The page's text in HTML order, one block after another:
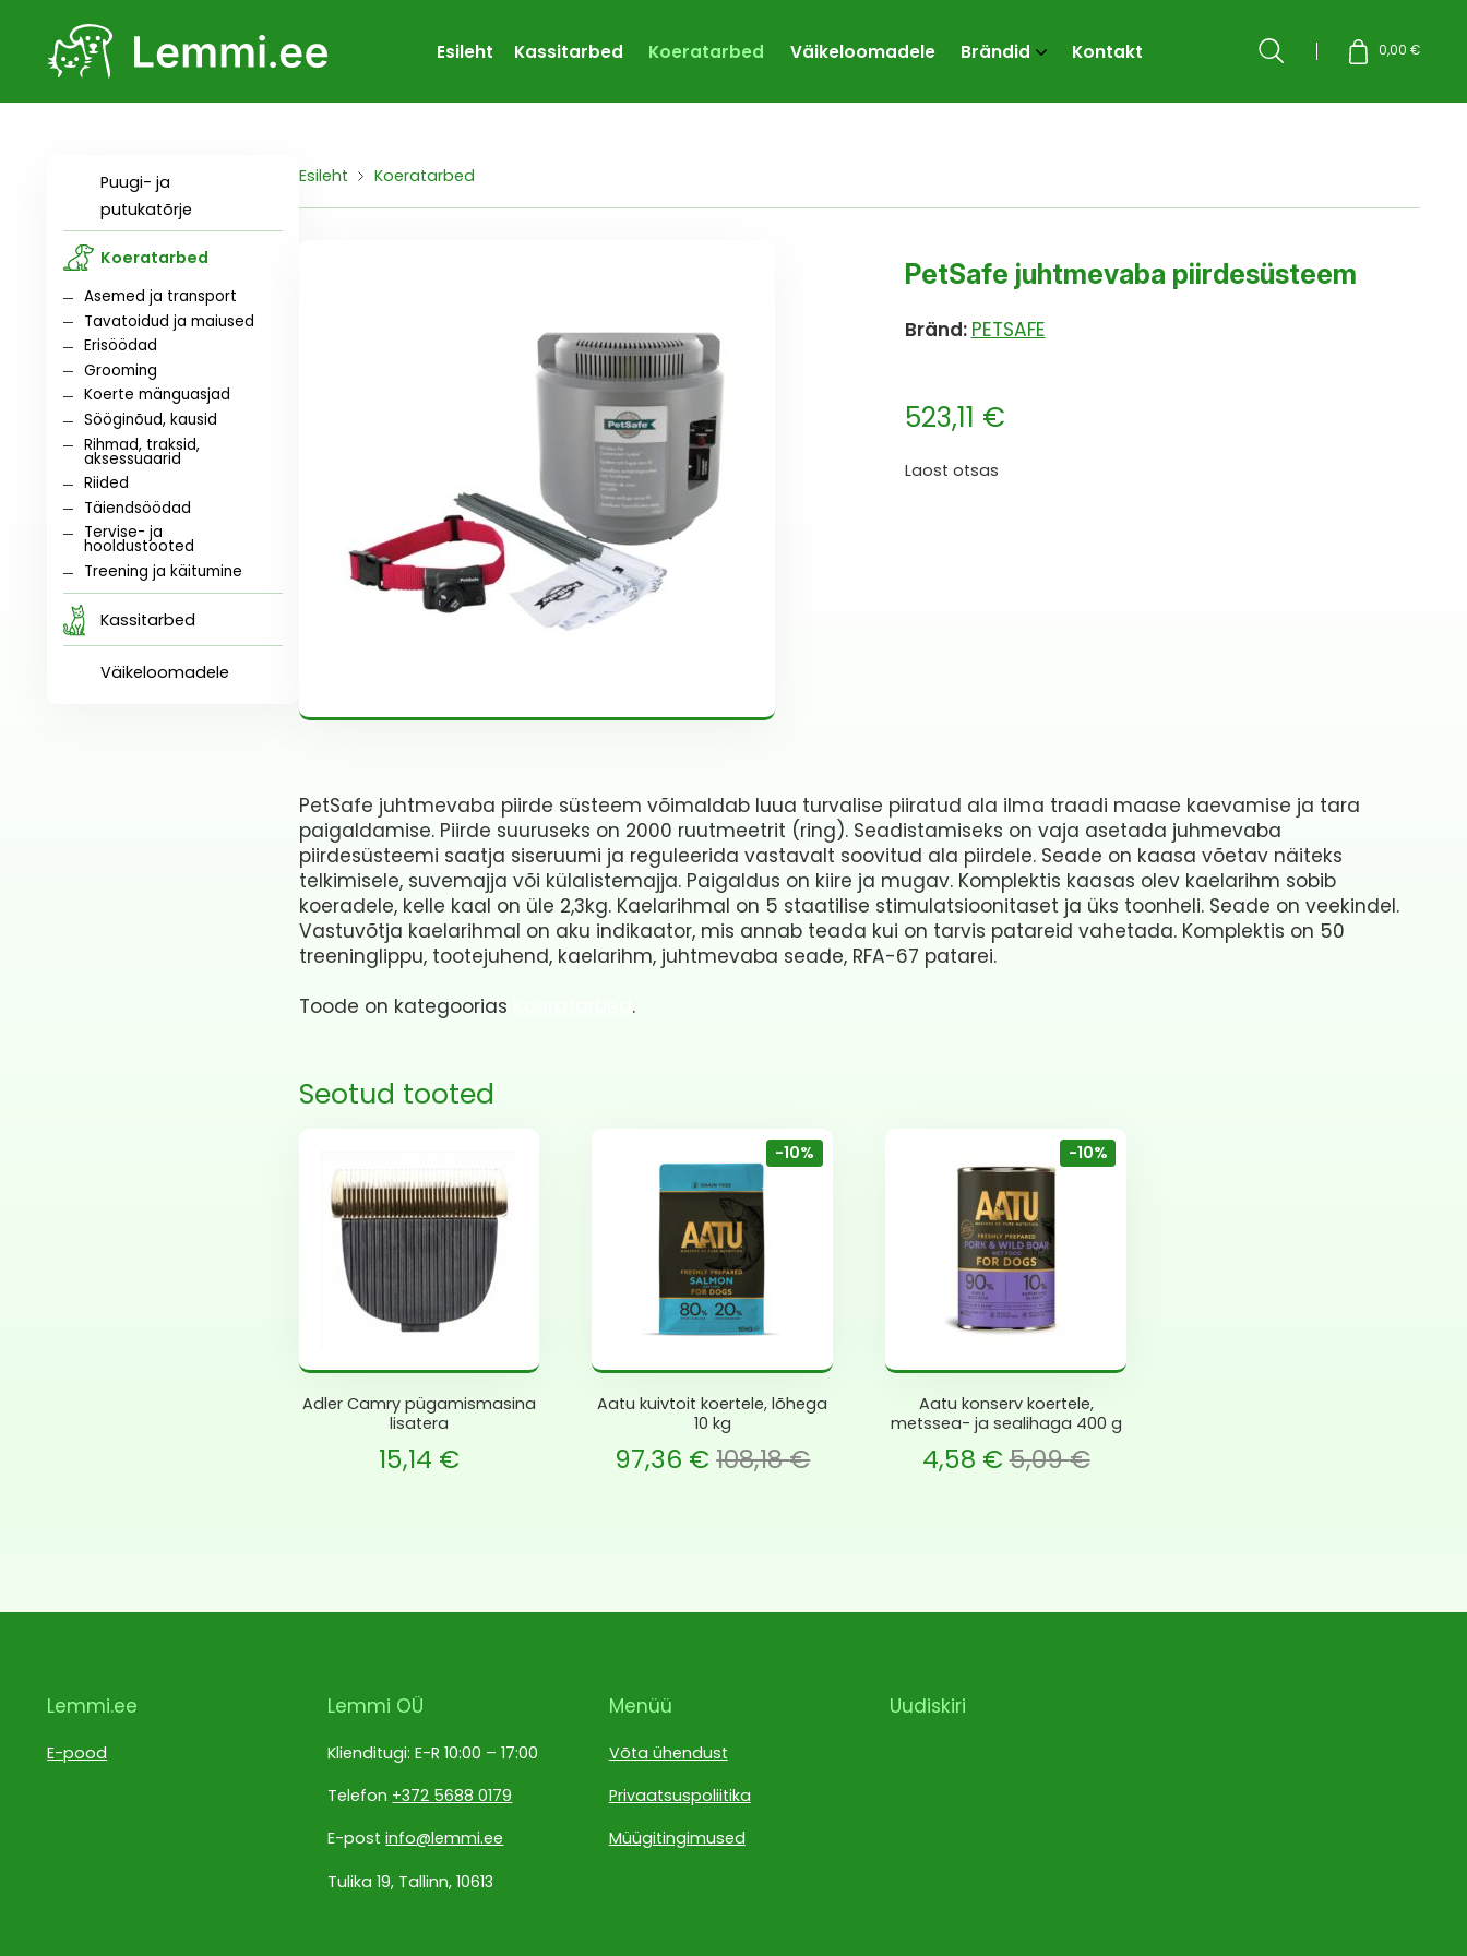
Esileht Kassitarbed Koeratarbed Väikeloomadele Brändid Kontakt Otsi 0,00 €
Puugi- ja
putukatõrje
Koeratarbed
Asemed ja transport
Tavatoidud ja maiused
Erisöödad
Grooming
Koerte mänguasjad
Sööginõud, kausid
Rihmad, traksid,
aksessuaarid
Riided
Täiendsöödad
Tervise- ja
hooldustooted
Treening ja käitumine
Kassitarbed
Väikeloomadele
Esileht Koeratarbed
PetSafe juhtmevaba piirdesüsteem
Bränd: PETSAFE
523,11 €
Laost otsas
PetSafe juhtmevaba piirde süsteem võimaldab luua turvalise piiratud ala ilma traadi maase kaevamise ja tara
paigaldamise. Piirde suuruseks on 2000 ruutmeetrit (ring). Seadistamiseks on vaja asetada juhmevaba
piirdesüsteemi saatja siseruumi ja reguleerida vastavalt soovitud ala piirdele. Seade on kaasa võetav näiteks
telkimisele, suvemajja või külalistemajja. Paigaldus on kiire ja mugav. Komplektis kaasas olev kaelarihm sobib
koeradele, kelle kaal on üle 2,3kg. Kaelarihmal on 5 staatilise stimulatsioonitaset ja üks toonheli. Seade on veekindel.
Vastuvõtja kaelarihmal on aku indikaator, mis annab teada kui on tarvis patareid vahetada. Komplektis on 50
treeninglippu, tootejuhend, kaelarihm, juhtmevaba seade, RFA-67 patarei.
Toode on kategoorias
.
Seotud tooted
Adler Camry pügamismasina
lisatera
15,14 €
-10%
Aatu kuivtoit koertele, lõhega
10 kg
108,18€
Algne hind oli: 108,18 €.
97,36 €
Current price is: 97,36 €.
-10%
Aatu konserv koertele,
metssea- ja sealihaga 400 g
5,09€
Algne hind oli: 5,09 €.
4,58 €
Current price is: 4,58 €.
Lemmi.ee
E-pood
Lemmi OÜ
Klienditugi: E-R 10:00 – 17:00
Telefon +372 5688 0179
E-postinfo@lemmi.ee
Tulika 19, Tallinn, 10613
Menüü
Võta ühendust
Privaatsuspoliitika
Müügitingimused
Uudiskiri